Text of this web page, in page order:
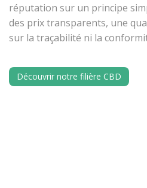
réputation sur un principe
des prix transparents, une
sur la traçabilité ni la
Découvrir notre filière CBD